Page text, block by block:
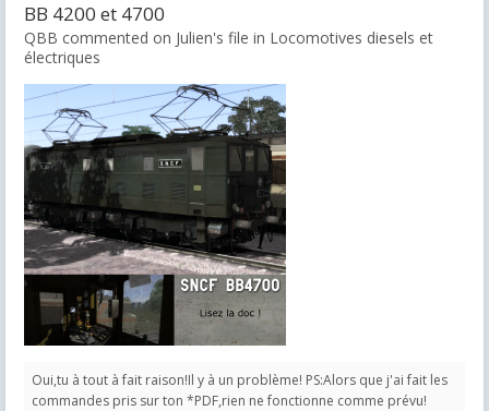
BB 4200 et 4700
QBB commented on Julien's file in Locomotives diesels et
électriques
Oui,tu à tout à fait raison!Il y à un problème! PS:Alors que j'ai fait les
commandes pris sur ton *PDF,rien ne fonctionne comme prévu!